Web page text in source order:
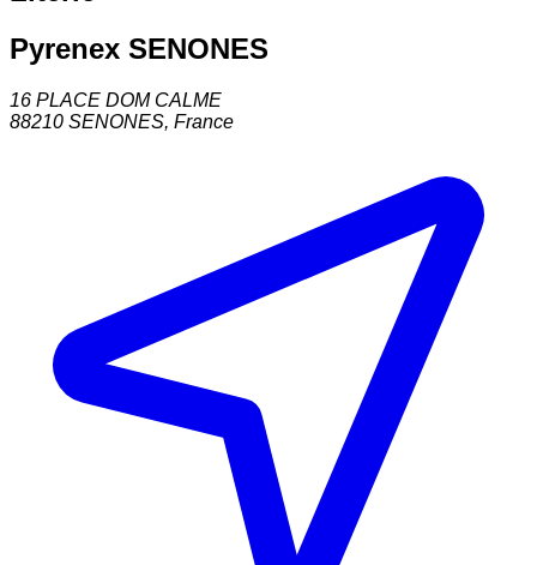
Pyrenex SENONES
16 PLACE DOM CALME
88210 SENONES, France